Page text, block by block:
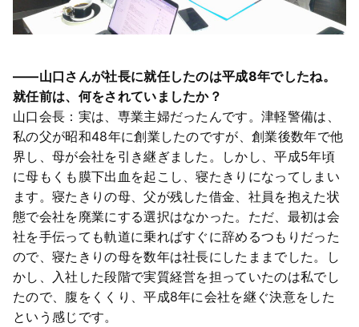
――山口さんが社長に就任したのは平成8年でしたね。
就任前は、何をされていましたか？
山口会長：実は、専業主婦だったんです。津軽警備は、
私の父が昭和48年に創業したのですが、創業後数年で他
界し、母が会社を引き継ぎました。しかし、平成5年頃
に母もくも膜下出血を起こし、寝たきりになってしまい
ます。寝たきりの母、父が残した借金、社員を抱えた状
態で会社を廃業にする選択はなかった。ただ、最初は会
社を手伝っても軌道に乗ればすぐに辞めるつもりだった
ので、寝たきりの母を数年は社長にしたままでした。し
かし、入社した段階で実質経営を担っていたのは私でし
たので、腹をくくり、平成8年に会社を継ぐ決意をした
という感じです。